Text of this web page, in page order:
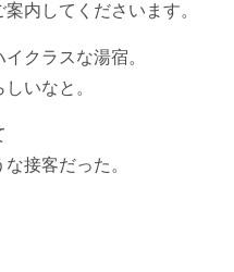
内してくださいます。
クラスな湯宿。
いなと。
接客だった。